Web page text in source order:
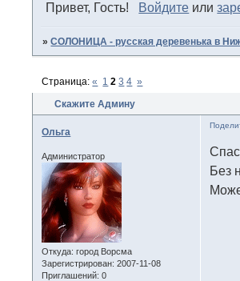
Привет, Гость! Войдите или
»СОЛОНИЦА - русская деревенька в
Скажите Админу
Страница:« 1 2 3 4 »
Ольга
Администратор
Откуда: город Ворсма
Зарегистрирован: 2007-11-08
Приглашений: 0
Без